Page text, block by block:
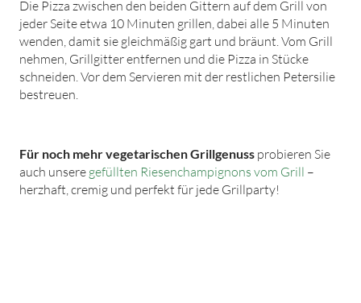
Die Pizza zwischen den beiden Gittern auf dem Grill von
jeder Seite etwa 10 Minuten grillen, dabei alle 5 Minuten
wenden, damit sie gleichmäßig gart und bräunt. Vom Grill
nehmen, Grillgitter entfernen und die Pizza in Stücke
schneiden. Vor dem Servieren mit der restlichen Petersilie
bestreuen.
Für noch mehr vegetarischen Grillgenuss probieren Sie
auch unsere gefüllten Riesenchampignons vom Grill –
herzhaft, cremig und perfekt für jede Grillparty!